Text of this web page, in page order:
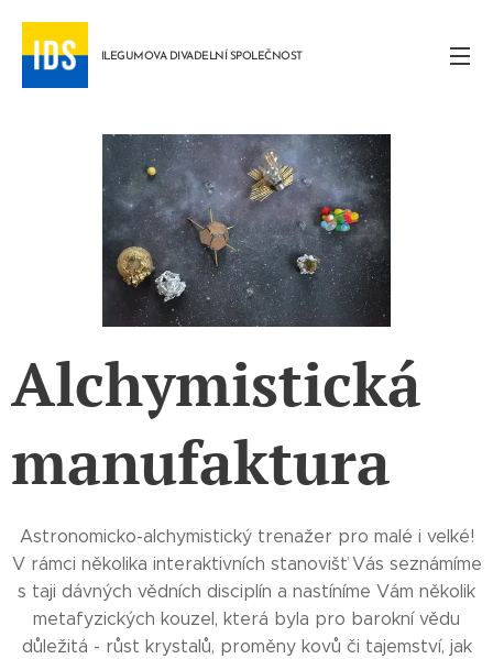
ILEGUMOVA DIVADELNÍ SPOLEČNOST
Alchymistická
manufaktura
Astronomicko-alchymistický trenažer pro malé i velké!
V rámci několika interaktivních stanovišť Vás seznámíme
s taji dávných vědních disciplín a nastíníme Vám několik
metafyzických kouzel, která byla pro barokní vědu
důležitá - růst krystalů, proměny kovů či tajemství, jak